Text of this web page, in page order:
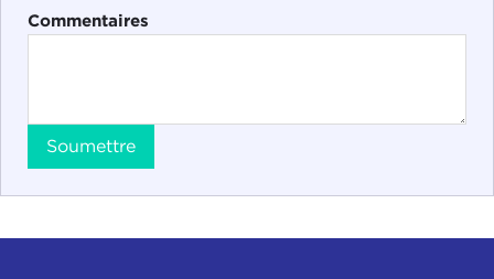
Commentaires
Soumettre